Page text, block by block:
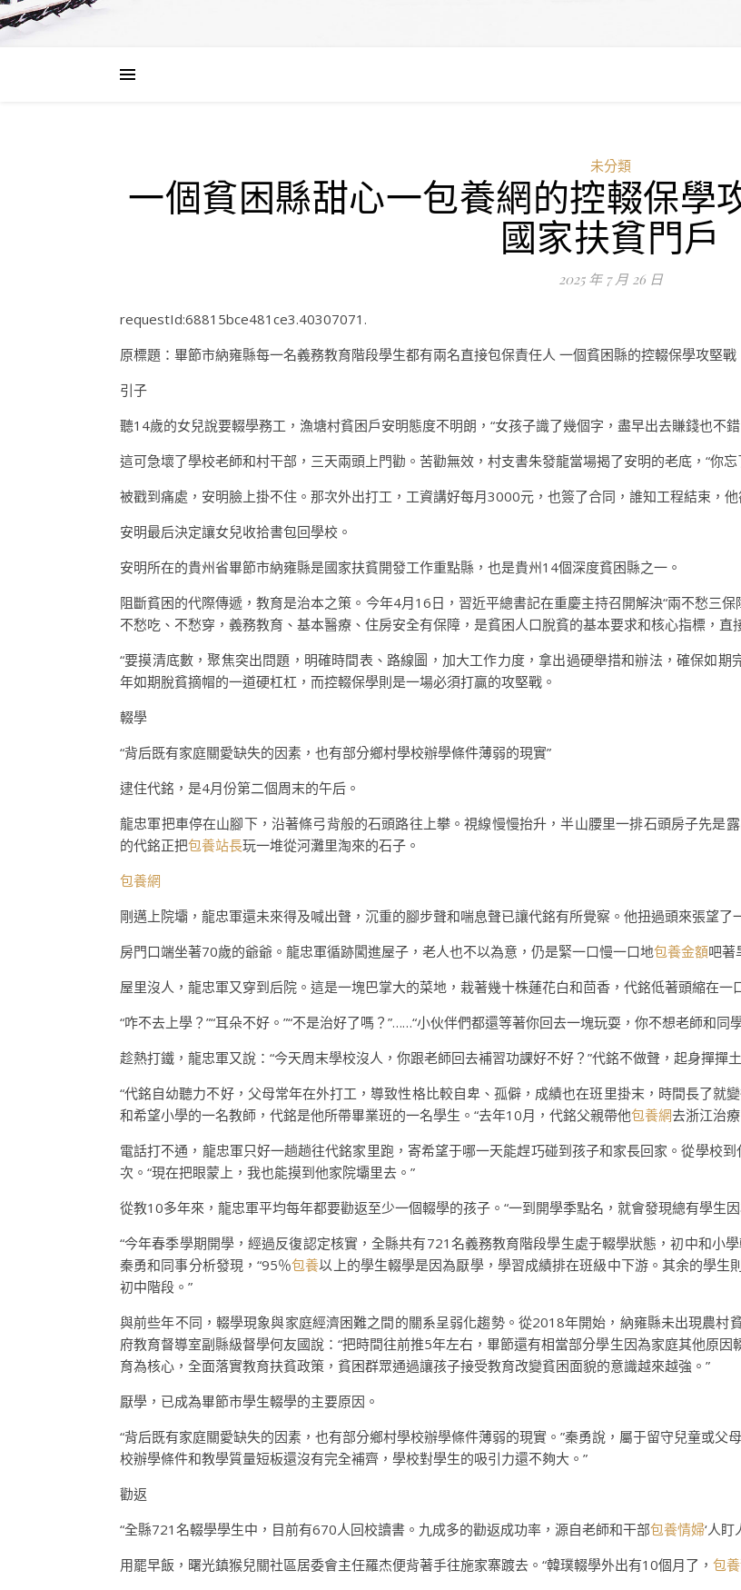
未分類
一個貧困縣甜心一包養網的控輟保學
國家扶貧門戶
2025 年 7 月 26 日
requestId:68815bce481ce3.40307071.
原標題：畢節市納雍縣每一名義務教育階段學生都有兩名直接包保責任人 一個貧困縣的控輟保學攻堅戰
引子
聽14歲的女兒說要輟學務工，漁塘村貧困戶安明態度不明朗，“女孩子識了幾個字，盡早出去賺錢也不錯
這可急壞了學校老師和村干部，三天兩頭上門勸。苦勸無效，村支書朱發龍當場揭了安明的老底，“你忘
被戳到痛處，安明臉上掛不住。那次外出打工，工資講好每月3000元，也簽了合同，誰知工程結束，
安明最后決定讓女兒收拾書包回學校。
安明所在的貴州省畢節市納雍縣是國家扶貧開發工作重點縣，也是貴州14個深度貧困縣之一。
阻斷貧困的代際傳遞，教育是治本之策。今年4月16日，習近平總書記在重慶主持召開解決“兩不愁三
不愁吃、不愁穿，義務教育、基本醫療、住房安全有保障，是貧困人口脫貧的基本要求和核心指標，直
“要摸清底數，聚焦突出問題，明確時間表、路線圖，加大工作力度，拿出過硬舉措和辦法，確保如
年如期脫貧摘帽的一道硬杠杠，而控輟保學則是一場必須打贏的攻堅戰。
輟學
“背后既有家庭關愛缺失的因素，也有部分鄉村學校辦學條件薄弱的現實”
逮住代銘，是4月份第二個周末的午后。
龍忠軍把車停在山腳下，沿著條弓背般的石頭路往上攀。視線慢慢抬升，半山腰里一排石頭房子先是
的代銘正把包養站長玩一堆從河灘里淘來的石子。
包養網
剛邁上院壩，龍忠軍還未來得及喊出聲，沉重的腳步聲和喘息聲已讓代銘有所覺察。他扭過頭來張望了
房門口端坐著70歲的爺爺。龍忠軍循跡闖進屋子，老人也不以為意，仍是緊一口慢一口地包養金額吧著
屋里沒人，龍忠軍又穿到后院。這是一塊巴掌大的菜地，栽著幾十株蓮花白和茴香，代銘低著頭縮在一
“咋不去上學？”“耳朵不好。”“不是治好了嗎？”……“小伙伴們都還等著你回去一塊玩耍，你不想老師和同
趁熱打鐵，龍忠軍又說：“今天周末學校沒人，你跟老師回去補習功課好不好？”代銘不做聲，起身撣撣
“代銘自幼聽力不好，父母常年在外打工，導致性格比較自卑、孤僻，成績也在班里掛末，時間長了就
和希望小學的一名教師，代銘是他所帶畢業班的一名學生。“去年10月，代銘父親帶他包養網去浙江治
電話打不通，龍忠軍只好一趟趟往代銘家里跑，寄希望于哪一天能趕巧碰到孩子和家長回家。從學校
次。“現在把眼蒙上，我也能摸到他家院壩里去。”
從教10多年來，龍忠軍平均每年都要勸返至少一個輟學的孩子。“一到開學季點名，就會發現總有學生
“今年春季學期開學，經過反復認定核實，全縣共有721名義務教育階段學生處于輟學狀態，初中和小
秦勇和同事分析發現，“95％包養以上的學生輟學是因為厭學，學習成績排在班級中下游。其余的學
初中階段。”
與前些年不同，輟學現象與家庭經濟困難之間的關系呈弱化趨勢。從2018年開始，納雍縣未出現農村
府教育督導室副縣級督學何友國說：“把時間往前推5年左右，畢節還有相當部分學生因為家庭其他原
育為核心，全面落實教育扶貧政策，貧困群眾通過讓孩子接受教育改變貧困面貌的意識越來越強。”
厭學，已成為畢節市學生輟學的主要原因。
“背后既有家庭關愛缺失的因素，也有部分鄉村學校辦學條件薄弱的現實。”秦勇說，屬于留守兒童或父
校辦學條件和教學質量短板還沒有完全補齊，學校對學生的吸引力還不夠大。”
勸返
“全縣721名輟學學生中，目前有670人回校讀書。九成多的勸返成功率，源自老師和干部包養情婦‘人盯
用罷早飯，曙光鎮猴兒關社區居委會主任羅杰便背著手往施家寨踱去。“韓璞輟學外出有10個月了， 包